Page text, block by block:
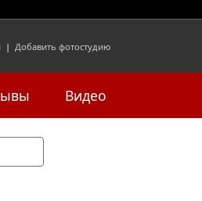
| Добавить фотостудию
Видео